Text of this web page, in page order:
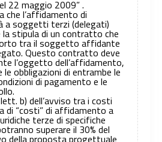
22 maggio 2009” .
che l’affidamento di
a soggetti terzi (delegati)
la stipula di un contratto che
tra il soggetto affidante
Questo contratto deve
l’oggetto dell’affidamento,
le obbligazioni di entrambe le
di pagamento e le
b) dell’avviso tra i costi
di “costi” di affidamento a
terze di specifiche
superare il 30% del